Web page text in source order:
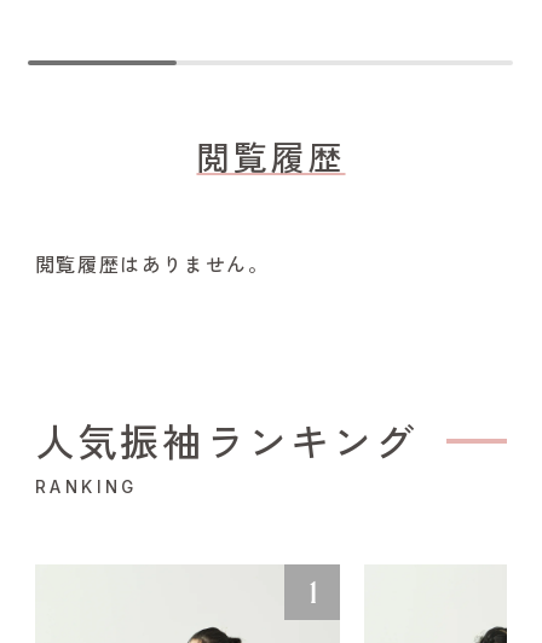
閲覧履歴
閲覧履歴はありません。
人気振袖ランキング
RANKING